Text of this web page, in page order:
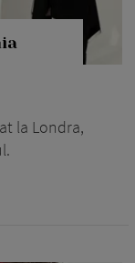
la Londra,